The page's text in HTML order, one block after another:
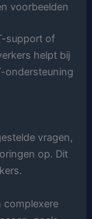
voorbeelden
support of
helpt bij
ondersteuning
vragen,
op. Dit
complexere